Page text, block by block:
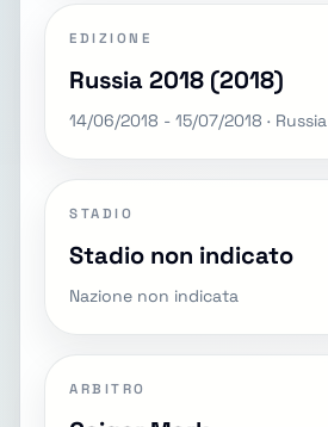
EDIZIONE
Russia 2018 (2018)
14/06/2018 - 15/07/2018 · Russia
STADIO
Stadio non indicato
Nazione non indicata
ARBITRO